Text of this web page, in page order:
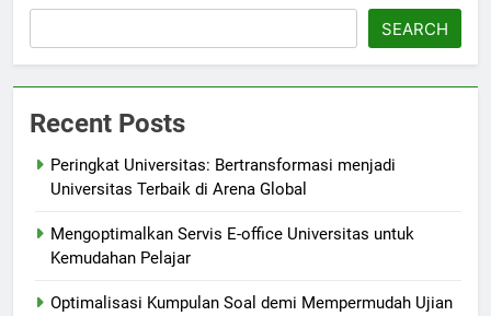
SEARCH
Recent Posts
Peringkat Universitas: Bertransformasi menjadi
Universitas Terbaik di Arena Global
Mengoptimalkan Servis E-office Universitas untuk
Kemudahan Pelajar
Optimalisasi Kumpulan Soal demi Mempermudah Ujian